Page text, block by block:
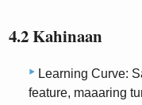
4.2 Kahinaan
Learning Curve:
feature, maaaring